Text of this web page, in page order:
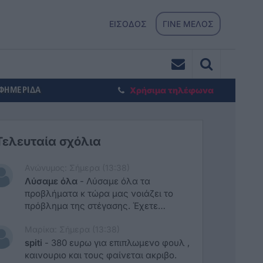
ΕΙΣΟΔΟΣ ΓΙΝΕ ΜΕΛΟΣ
Χρήσιμα τηλέφωνα
σχόλια
Λύσαμε όλα - Λύσαμε όλα τα
προβλήματα κ τώρα μας νοιάζει το
πρόβλημα της στέγασης. Έχετε
δικαιωμάτων σας βαμμένη με την
κόκκινη σημαία της αριστεράς.
spiti - 380 ευρω για επιπλωμενο φουλ ,
καινουριο και τους φαίνεται ακριβο.